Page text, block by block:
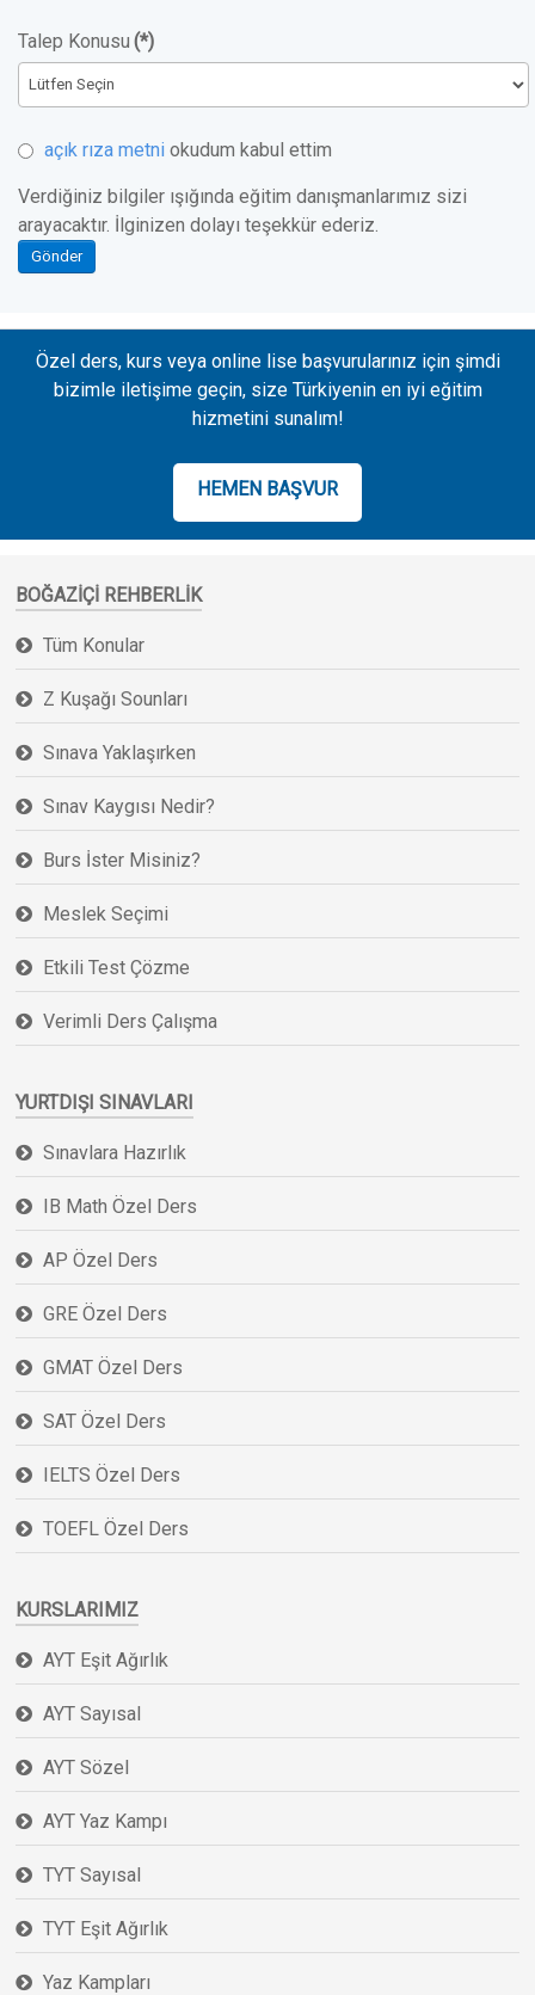
Talep Konusu (*)
açık rıza metni okudum kabul ettim
Verdiğiniz bilgiler ışığında eğitim danışmanlarımız sizi
arayacaktır. İlginizen dolayı teşekkür ederiz.
Gönder
Özel ders, kurs veya online lise başvurularınız için şimdi
bizimle iletişime geçin, size Türkiyenin en iyi eğitim
hizmetini sunalım!
HEMEN BAŞVUR
BOĞAZIÇI REHBERLIK
Tüm Konular
Z Kuşağı Sounları
Sınava Yaklaşırken
Sınav Kaygısı Nedir?
Burs İster Misiniz?
Meslek Seçimi
Etkili Test Çözme
Verimli Ders Çalışma
YURTDIŞI SINAVLARI
Sınavlara Hazırlık
IB Math Özel Ders
AP Özel Ders
GRE Özel Ders
GMAT Özel Ders
SAT Özel Ders
IELTS Özel Ders
TOEFL Özel Ders
KURSLARIMIZ
AYT Eşit Ağırlık
AYT Sayısal
AYT Sözel
AYT Yaz Kampı
TYT Sayısal
TYT Eşit Ağırlık
Yaz Kampları